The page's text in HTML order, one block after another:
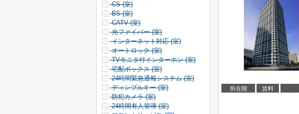
所在階 賃料
CS (室)
BS (室)
CATV (室)
光ファイバー (室)
インターネット対応 (室)
オートロック (室)
TVモニタ付インターホン (室)
宅配ボックス (室)
24時間緊急通報システム (室)
ディンプルキー (室)
防犯カメラ (室)
24時間有人管理 (室)